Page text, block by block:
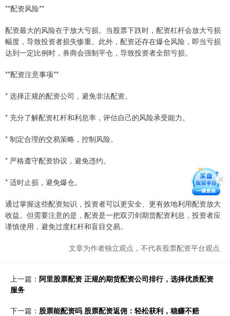
**配资风险**
配资最大的风险在于放大亏损。当股票下跌时，配资杠杆会放大亏损
幅度，导致投资者损失惨重。此外，配资还存在爆仓风险，即当亏损
达到一定比例时，券商会强制平仓，导致投资者全部亏损。
**配资注意事项**
* 选择正规的配资公司，避免非法配资。
* 充分了解配资杠杆和利息率，评估自己的风险承受能力。
* 制定合理的交易策略，控制风险。
* 严格遵守配资协议，避免违约。
* 适时止损，避免爆仓。
通过掌握这些配资知识，投资者可以更安全、更有效地利用配资放大
收益。但需要注意的是，配资是一把双刃剑期货配资利息，投资者应
谨慎使用，避免过度杠杆和盲目交易。
文章为作者独立观点，不代表股票配资平台观点
上一篇： 阿里股票配资 正规的期货配资公司排行，选择优质配资
服务
下一篇： 股票能配资吗 股票配资返佣：轻松获利，稳赚不赔